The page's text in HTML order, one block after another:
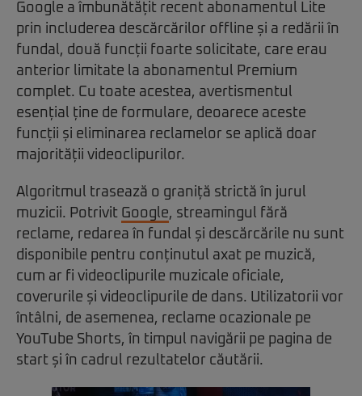
Google a îmbunătățit recent abonamentul Lite
prin includerea descărcărilor offline și a redării în
fundal, două funcții foarte solicitate, care erau
anterior limitate la abonamentul Premium
complet. Cu toate acestea, avertismentul
esențial ține de formulare, deoarece aceste
funcții și eliminarea reclamelor se aplică doar
majorității videoclipurilor.
Algoritmul trasează o graniță strictă în jurul
muzicii. Potrivit Google, streamingul fără
reclame, redarea în fundal și descărcările nu sunt
disponibile pentru conținutul axat pe muzică,
cum ar fi videoclipurile muzicale oficiale,
coverurile și videoclipurile de dans. Utilizatorii vor
întâlni, de asemenea, reclame ocazionale pe
YouTube Shorts, în timpul navigării pe pagina de
start și în cadrul rezultatelor căutării.